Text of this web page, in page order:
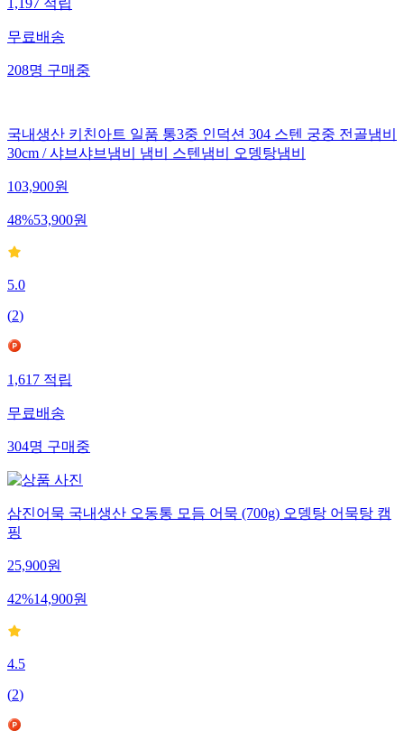
1,197적립
무료배송
208명구매중
국내생산 키친아트 일품 통3중 인덕션 304 스텐 궁중 전골냄비
30cm / 샤브샤브냄비 냄비 스텐냄비 오뎅탕냄비
103,900원
48%53,900원
5.0
(2)
1,617적립
무료배송
304명구매중
삼진어묵 국내생산 오동통 모듬 어묵 (700g) 오뎅탕 어묵탕 캠
핑
25,900원
42%14,900원
4.5
(2)